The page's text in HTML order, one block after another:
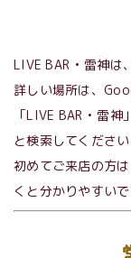
LIVE BAR • 雷神は
詳しい場所は、
「LIVE BAR • 雷神」
と検索してください
初めてご来店の方
くと分かりやすいで